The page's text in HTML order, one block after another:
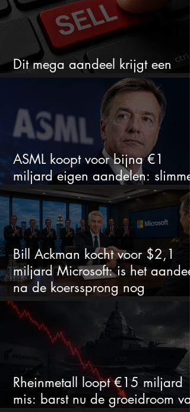
Dit mega aandeel krijgt een
zeldzaam verkoopadvies
ASML koopt voor bijna €1
miljard eigen aandelen: slimme
zet of dure timing?
Bill Ackman kocht voor $2,1
miljard Microsoft: is het aandeel
na de koerssprong nog
aantrekkelijk?
Rheinmetall loopt €15 miljard
mis: barst nu de groeidroom van